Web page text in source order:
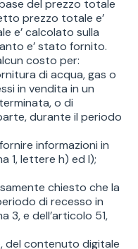
del prezzo totale
prezzo totale e’
e’ calcolato sulla
e’ stato fornito.
costo per:
di acqua, gas o
in vendita in un
o di
durante il periodo
informazioni in
1, lettere h) ed l);
chiesto che la
di recesso in
3, e dell’articolo 51,
del contenuto digitale